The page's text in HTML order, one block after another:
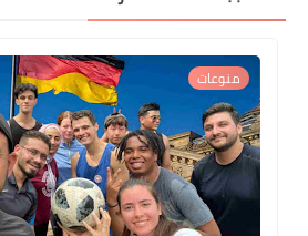
منوعات